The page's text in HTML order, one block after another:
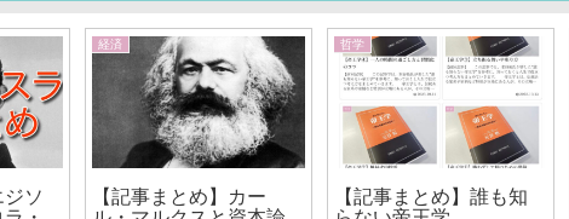
ジソ
経済
【記事まとめ】カー
哲学
【記事まとめ】誰も知